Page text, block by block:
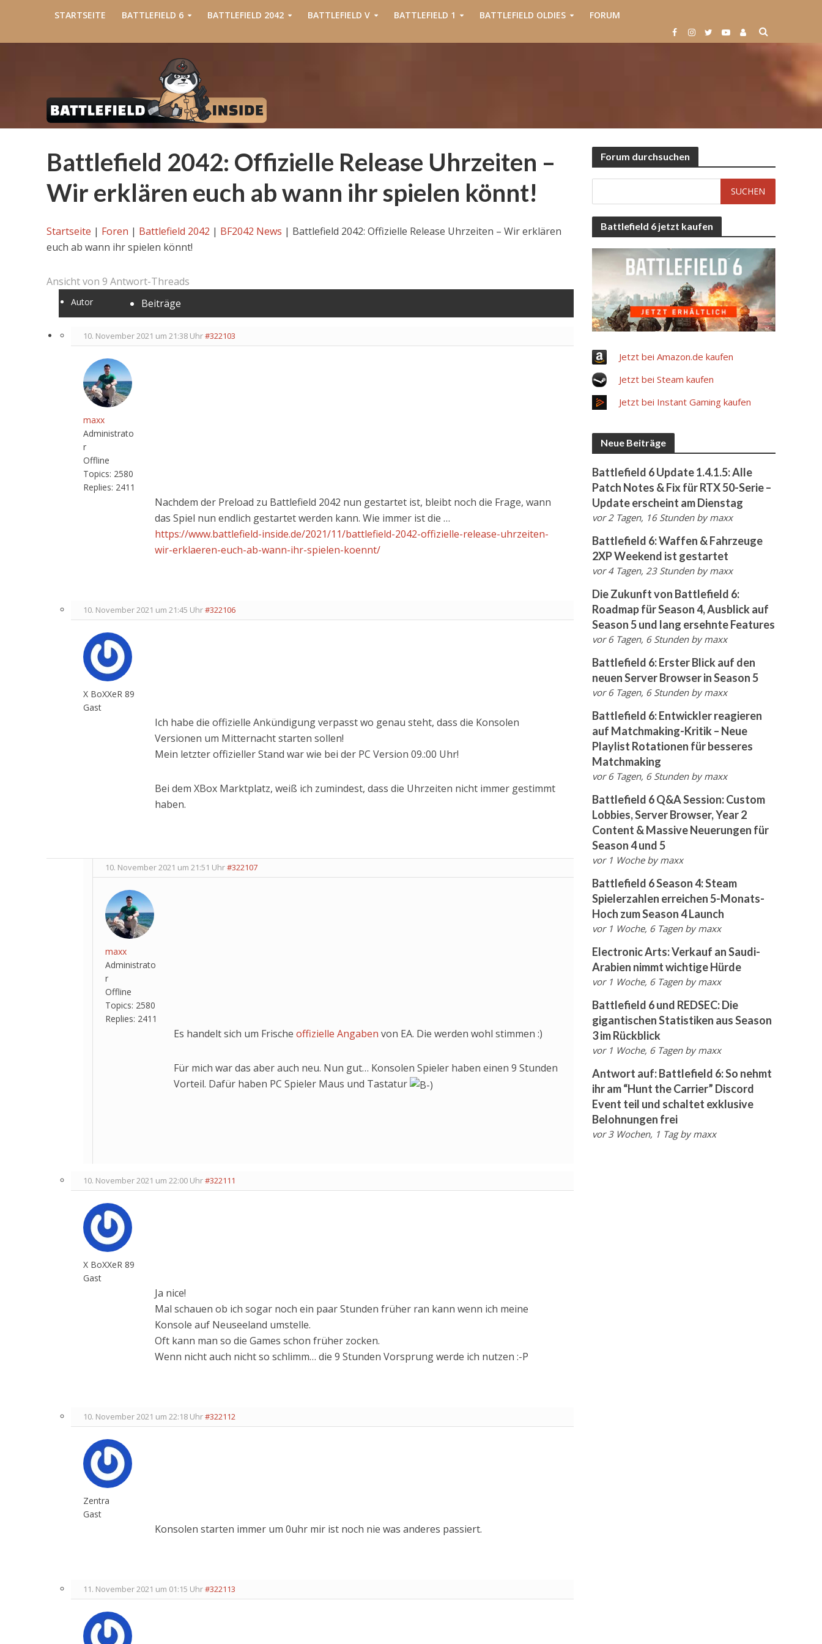
STARTSEITE BATTLEFIELD 6 BATTLEFIELD 2042 BATTLEFIELD V BATTLEFIELD 1 BATTLEFIELD OLDIES FORUM
Battlefield 2042: Offizielle Release Uhrzeiten –
Wir erklären euch ab wann ihr spielen könnt!
Startseite | Foren | Battlefield 2042 | BF2042 News | Battlefield 2042: Offizielle Release Uhrzeiten – Wir erklären
euch ab wann ihr spielen könnt!
Ansicht von 9 Antwort-Threads
Autor Beiträge
10. November 2021 um 21:38 Uhr#322103
maxx
Administrato
r
Offline
Topics: 2580
Replies: 2411
Nachdem der Preload zu Battlefield 2042 nun gestartet ist, bleibt noch die Frage, wann
das Spiel nun endlich gestartet werden kann. Wie immer ist die …
https://www.battlefield-inside.de/2021/11/battlefield-2042-offizielle-release-uhrzeiten-
wir-erklaeren-euch-ab-wann-ihr-spielen-koennt/
10. November 2021 um 21:45 Uhr#322106
X BoXXeR 89
Gast
Ich habe die offizielle Ankündigung verpasst wo genau steht, dass die Konsolen
Versionen um Mitternacht starten sollen!
Mein letzter offizieller Stand war wie bei der PC Version 09.:00 Uhr!
Bei dem XBox Marktplatz, weiß ich zumindest, dass die Uhrzeiten nicht immer gestimmt
haben.
10. November 2021 um 21:51 Uhr#322107
maxx
Administrato
r
Offline
Topics: 2580
Replies: 2411
Es handelt sich um Frische offizielle Angaben von EA. Die werden wohl stimmen :)
Für mich war das aber auch neu. Nun gut… Konsolen Spieler haben einen 9 Stunden
Vorteil. Dafür haben PC Spieler Maus und Tastatur
10. November 2021 um 22:00 Uhr#322111
X BoXXeR 89
Gast
Ja nice!
Mal schauen ob ich sogar noch ein paar Stunden früher ran kann wenn ich meine
Konsole auf Neuseeland umstelle.
Oft kann man so die Games schon früher zocken.
Wenn nicht auch nicht so schlimm… die 9 Stunden Vorsprung werde ich nutzen :-P
10. November 2021 um 22:18 Uhr#322112
Zentra
Gast
Konsolen starten immer um 0uhr mir ist noch nie was anderes passiert.
11. November 2021 um 01:15 Uhr#322113
Forum durchsuchen
Battlefield 6 jetzt kaufen
Jetzt bei Amazon.de kaufen
Jetzt bei Steam kaufen
Jetzt bei Instant Gaming kaufen
Neue Beiträge
Battlefield 6 Update 1.4.1.5: Alle
Patch Notes & Fix für RTX 50-Serie –
Update erscheint am Dienstag
vor 2 Tagen, 16 Stunden bymaxx
Battlefield 6: Waffen & Fahrzeuge
2XP Weekend ist gestartet
vor 4 Tagen, 23 Stunden bymaxx
Die Zukunft von Battlefield 6:
Roadmap für Season 4, Ausblick auf
Season 5 und lang ersehnte Features
vor 6 Tagen, 6 Stunden bymaxx
Battlefield 6: Erster Blick auf den
neuen Server Browser in Season 5
vor 6 Tagen, 6 Stunden bymaxx
Battlefield 6: Entwickler reagieren
auf Matchmaking-Kritik – Neue
Playlist Rotationen für besseres
Matchmaking
vor 6 Tagen, 6 Stunden bymaxx
Battlefield 6 Q&A Session: Custom
Lobbies, Server Browser, Year 2
Content & Massive Neuerungen für
Season 4 und 5
vor 1 Woche bymaxx
Battlefield 6 Season 4: Steam
Spielerzahlen erreichen 5-Monats-
Hoch zum Season 4 Launch
vor 1 Woche, 6 Tagen bymaxx
Electronic Arts: Verkauf an Saudi-
Arabien nimmt wichtige Hürde
vor 1 Woche, 6 Tagen bymaxx
Battlefield 6 und REDSEC: Die
gigantischen Statistiken aus Season
3 im Rückblick
vor 1 Woche, 6 Tagen bymaxx
Antwort auf: Battlefield 6: So nehmt
ihr am “Hunt the Carrier” Discord
Event teil und schaltet exklusive
Belohnungen frei
vor 3 Wochen, 1 Tag bymaxx